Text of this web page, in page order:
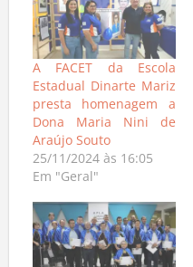
A FACET da Escola
Estadual Dinarte Mariz
presta homenagem a
Dona Maria Nini de
Araújo Souto
25/11/2024 às 16:05
Em "Geral"